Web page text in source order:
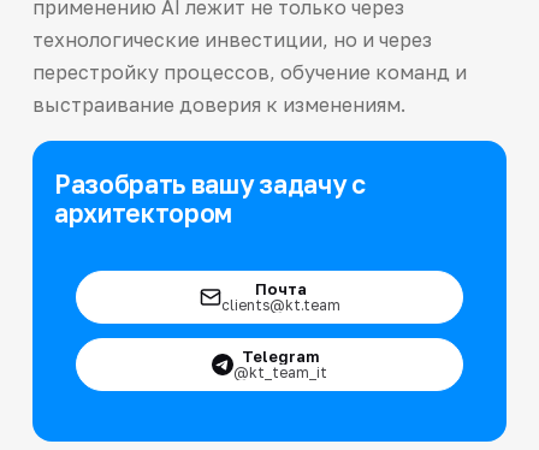
применению AI лежит не только через
технологические инвестиции, но и через
перестройку процессов, обучение команд и
выстраивание доверия к изменениям.
Разобрать вашу задачу с
архитектором
Почта
clients@kt.team
Telegram
@kt_team_it